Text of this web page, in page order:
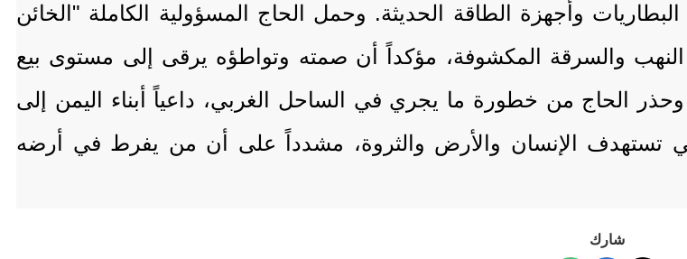
وأجهزة الطاقة الحديثة. وحمل الحاج المسؤولية الكاملة "الخائن
والسرقة المكشوفة، مؤكداً أن صمته وتواطؤه يرقى إلى مستوى بيع
الحاج من خطورة ما يجري في الساحل الغربي، داعياً أبناء اليمن إلى
تستهدف الإنسان والأرض والثروة، مشدداً على أن من يفرط في أرضه
شارك